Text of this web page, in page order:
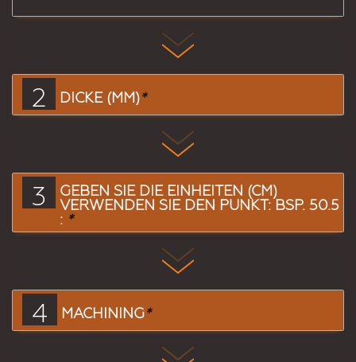
2 DICKE (MM)*
3
GEBEN SIE DIE EINHEITEN (CM)
VERWENDEN SIE DEN PUNKT: BSP. 50.5
: *
4 MACHINING*